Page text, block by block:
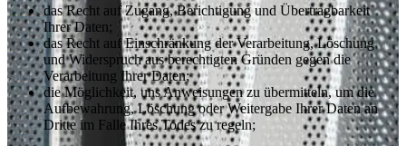
das Recht auf Zugang, Berichtigung und Übertragbarkeit
Ihrer Daten;
das Recht auf Einschränkung der Verarbeitung, Löschung
und Widerspruch aus berechtigten Gründen gegen die
Verarbeitung Ihrer Daten;
die Möglichkeit, uns Anweisungen zu übermitteln, um die
Aufbewahrung, Löschung oder Weitergabe Ihrer Daten an
Dritte im Falle Ihres Todes zu regeln;